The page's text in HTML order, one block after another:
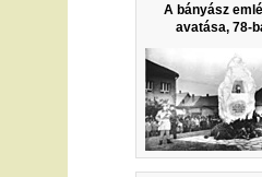
A bányász
avatása, 78-